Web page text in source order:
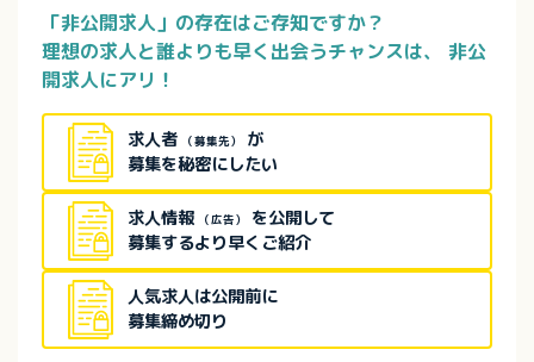
「非公開求人」の存在はご存知ですか？
理想の求人と誰よりも早く出会うチャンスは、
非公
開求人にアリ！
求人者 （募集先）
が
募集を秘密にしたい
求人情報 （広告）
を公開して
募集するより早くご紹介
人気求人は公開前に
募集締め切り